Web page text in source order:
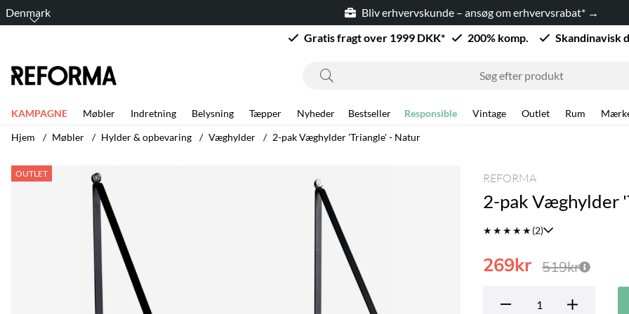
Denmark
Bliv erhvervskunde – ansøg om erhvervsrabat* →
Gratis fragt over 1999 DKK*
200% komp. Skandinavisk
KAMPAGNE Møbler Indretning Belysning Tæpper Nyheder Bestseller Responsible Vintage Outlet Rum
Hjem
Møbler Hylder & opbevaring Væghylder 2-pak Væghylder 'Triangle' - Natur
OUTLET
Produktbilleder 2-pak Væghylder 'Triangle' - Natur REFORMA
2-pak Væghylder
★★★★★(2)
519kr
269kr